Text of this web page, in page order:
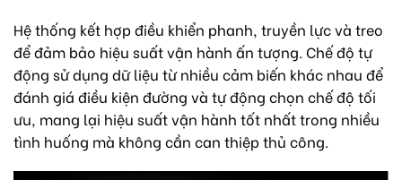
Hệ thống kết hợp điều khiển phanh, truyền lực và treo
để đảm bảo hiệu suất vận hành ấn tượng. Chế độ tự
động sử dụng dữ liệu từ nhiều cảm biến khác nhau để
đánh giá điều kiện đường và tự động chọn chế độ tối
ưu, mang lại hiệu suất vận hành tốt nhất trong nhiều
tình huống mà không cần can thiệp thủ công.